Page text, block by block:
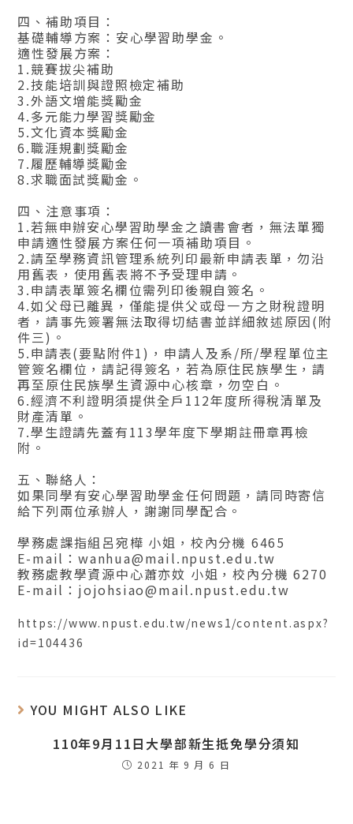
四、補助項目：
基礎輔導方案：安心學習助學金。
適性發展方案：
1.競賽拔尖補助
2.技能培訓與證照檢定補助
3.外語文增能獎勵金
4.多元能力學習獎勵金
5.文化資本獎勵金
6.職涯規劃獎勵金
7.履歷輔導獎勵金
8.求職面試獎勵金。
四、注意事項：
1.若無申辦安心學習助學金之讀書會者，無法單獨
申請適性發展方案任何一項補助項目。
2.請至學務資訊管理系統列印最新申請表單，勿沿
用舊表，使用舊表將不予受理申請。
3.申請表單簽名欄位需列印後親自簽名。
4.如父母已離異，僅能提供父或母一方之財稅證明
者，請事先簽署無法取得切結書並詳細敘述原因(附
件三)。
5.申請表(要點附件1)，申請人及系/所/學程單位主
管簽名欄位，請記得簽名，若為原住民族學生，請
再至原住民族學生資源中心核章，勿空白。
6.經濟不利證明須提供全戶112年度所得稅清單及
財產清單。
7.學生證請先蓋有113學年度下學期註冊章再檢
附。
五、聯絡人：
如果同學有安心學習助學金任何問題，請同時寄信
給下列兩位承辦人，謝謝同學配合。
學務處課指組呂宛樺 小姐，校內分機 6465
E-mail：wanhua@mail.npust.edu.tw
教務處教學資源中心蕭亦妏 小姐，校內分機 6270
E-mail：jojohsiao@mail.npust.edu.tw
https://www.npust.edu.tw/news1/content.aspx?
id=104436
YOU MIGHT ALSO LIKE
110年9月11日大學部新生抵免學分須知
2021 年 9 月 6 日